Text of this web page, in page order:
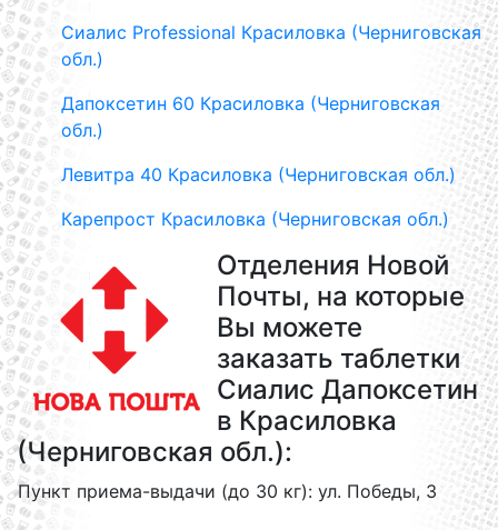
Сиалис Professional Красиловка (Черниговская
обл.)
Дапоксетин 60 Красиловка (Черниговская
обл.)
Левитра 40 Красиловка (Черниговская обл.)
Карепрост Красиловка (Черниговская обл.)
Отделения Новой
Почты, на которые
Вы можете
заказать таблетки
Сиалис Дапоксетин
в Красиловка
(Черниговская обл.):
Пункт приема-выдачи (до 30 кг): ул. Победы, 3